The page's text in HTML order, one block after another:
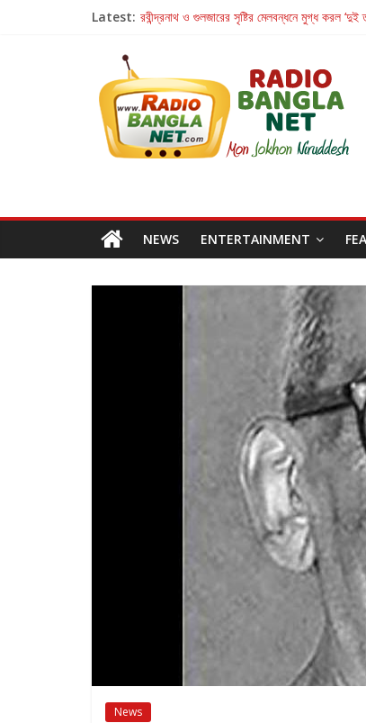
Latest: রবীন্দ্রনাথ ও গুলজারের সৃষ্টির মেলবন্ধনে মুগ্ধ করল ‘দুই
Retribution: A Thought-Provoking
হাওয়া বদলের টলিউডে ‘তুমি এলে তাই’
NEWS ENTERTAINMENT
News